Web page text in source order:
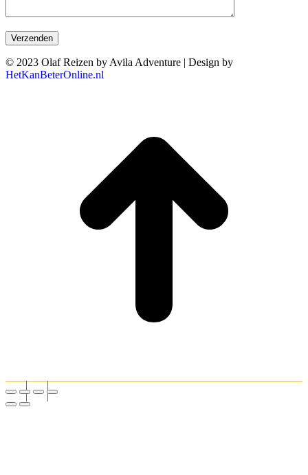
© 2023 Olaf Reizen by Avila Adventure | Design by
HetKanBeterOnline.nl